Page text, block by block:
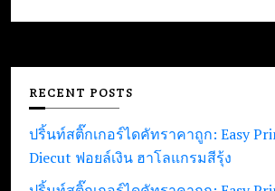
RECENT POSTS
ปริ้นท์สติ๊กเกอร์ไดคัทราคาถูก: Easy
Diecut ฟอยล์เงิน ฮาโลแกรมสีรุ้ง